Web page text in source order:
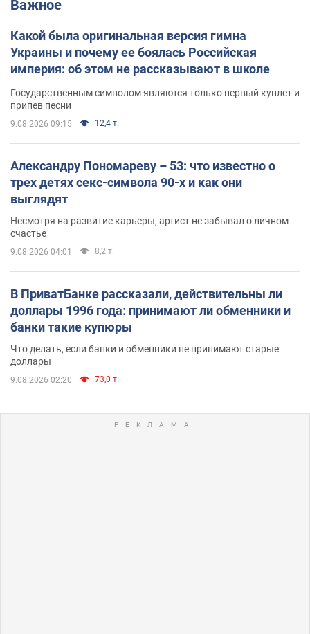
Важное
Какой была оригинальная версия гимна
Украины и почему ее боялась Российская
империя: об этом не рассказывают в школе
Государственным символом являются только первый куплет и
припев песни
9.08.2026 09:15 12,4 т.
Александру Пономареву – 53: что известно о
трех детях секс-символа 90-х и как они
выглядят
Несмотря на развитие карьеры, артист не забывал о личном
счастье
9.08.2026 04:01 8,2 т.
В ПриватБанке рассказали, действительны ли
доллары 1996 года: принимают ли обменники и
банки такие купюры
Что делать, если банки и обменники не принимают старые
доллары
9.08.2026 02:20 73,0 т.